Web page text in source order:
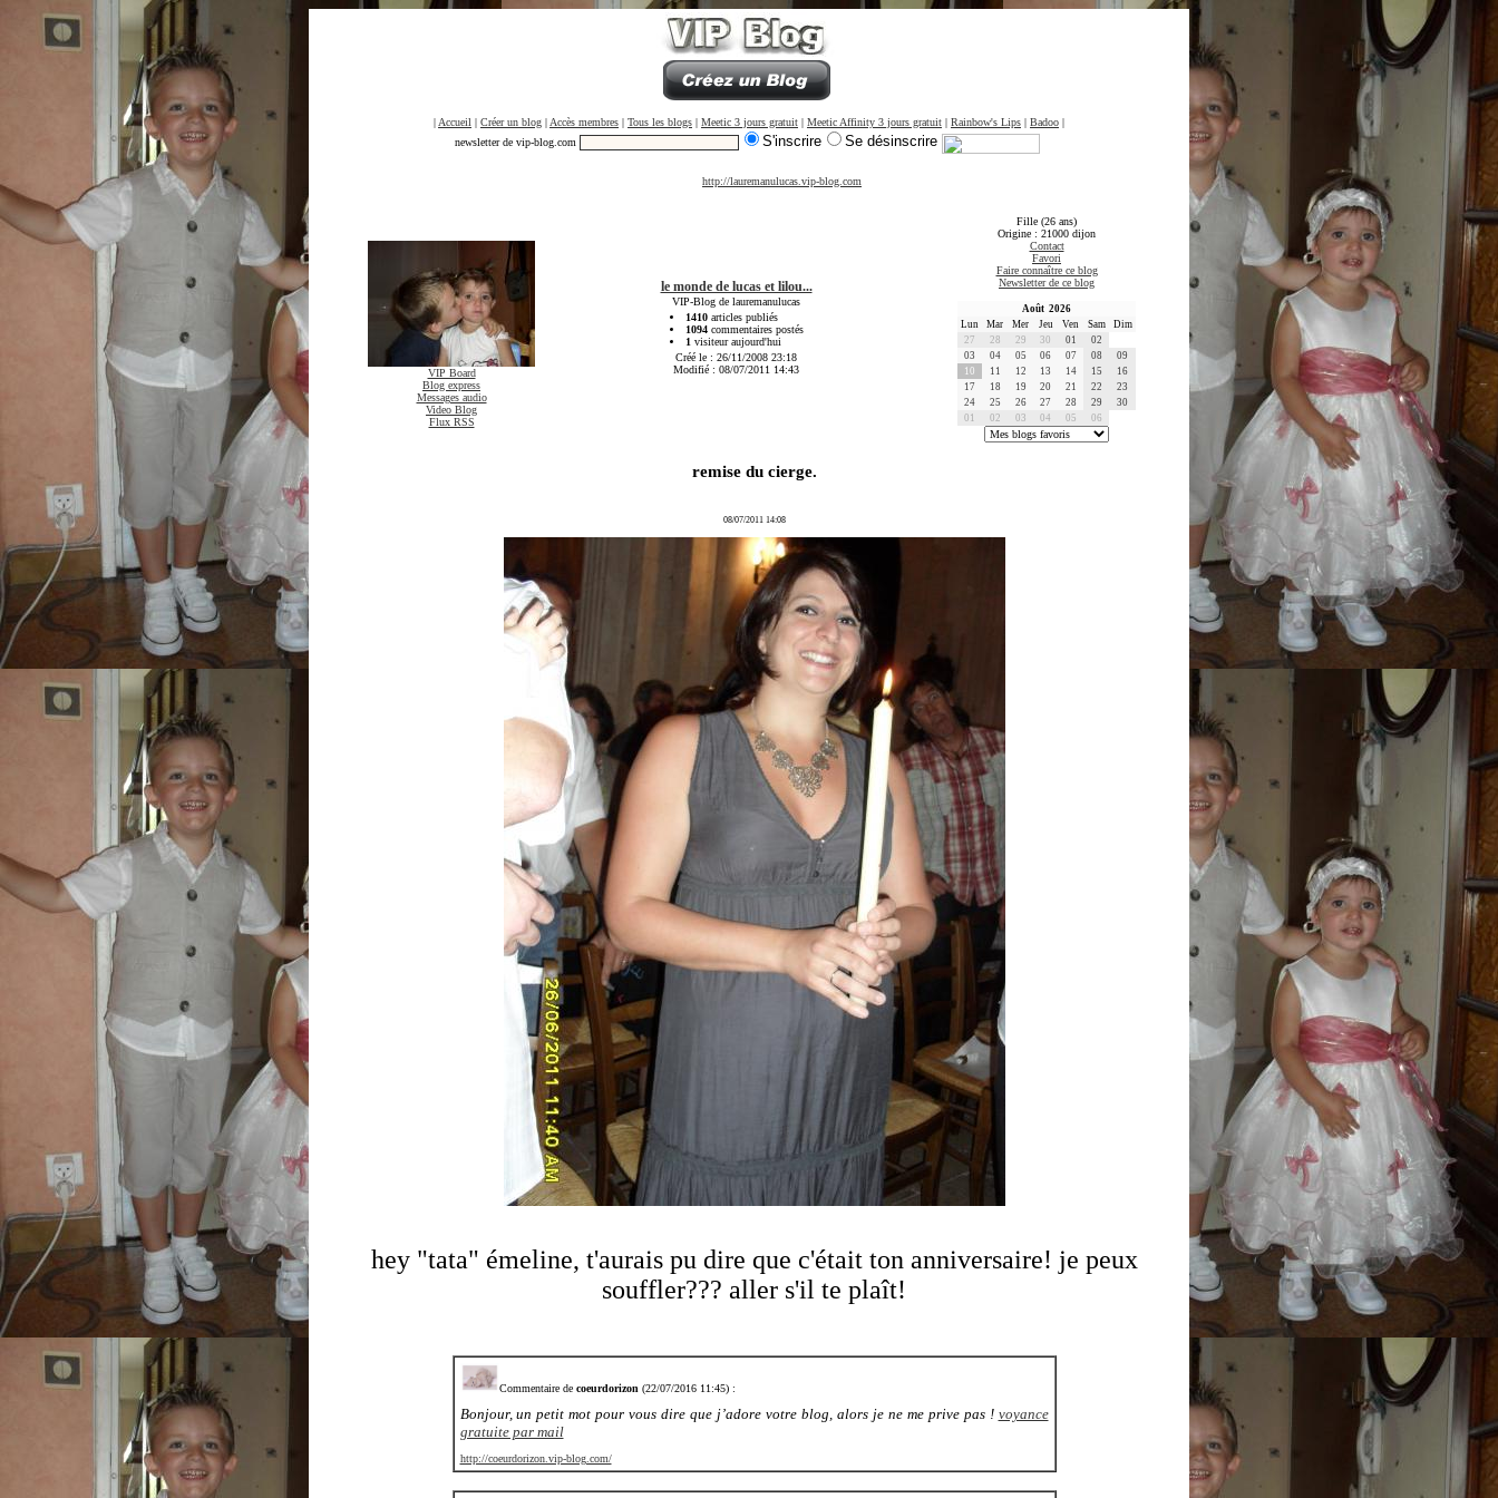
| Accueil | Créer un blog | Accès membres | Tous les blogs | Meetic 3 jours gratuit | Meetic Affinity 3 jours gratuit | Rainbow's Lips | Badoo |
newsletter de vip-blog.com
S'inscrire Se désinscrire
http://lauremanulucas.vip-blog.com
VIP Board
Blog express
Messages audio
Video Blog
Flux RSS
le monde de lucas et lilou...
VIP-Blog de lauremanulucas
1410articles publiés
1094commentaires postés
1 visiteur aujourd'hui
Créé le : 26/11/2008 23:18
Modifié : 08/07/2011 14:43
Fille (26 ans)
Origine : 21000 dijon
Contact
Favori
Faire connaître ce blog
Newsletter de ce blog
Août 2026
Lun
Mar Mer Jeu Ven Sam
Dim
27
28 29 30 01
02
03
04 05 06 07 08
09
10
11 12 13 14 15
16
17
18 19 20 21 22
23
24
25 26 27 28 29
30
01
02 03 04 05 06
remise du cierge.
08/07/2011 14:08
hey "tata" émeline, t'aurais pu dire que c'était ton anniversaire! je peux
souffler??? aller s'il te plaît!
Commentaire de coeurdorizon (22/07/2016 11:45) :
Bonjour, un petit mot pour vous dire que j’adore votre blog, alors je ne me prive pas ! voyance
gratuite par mail
http://coeurdorizon.vip-blog.com/